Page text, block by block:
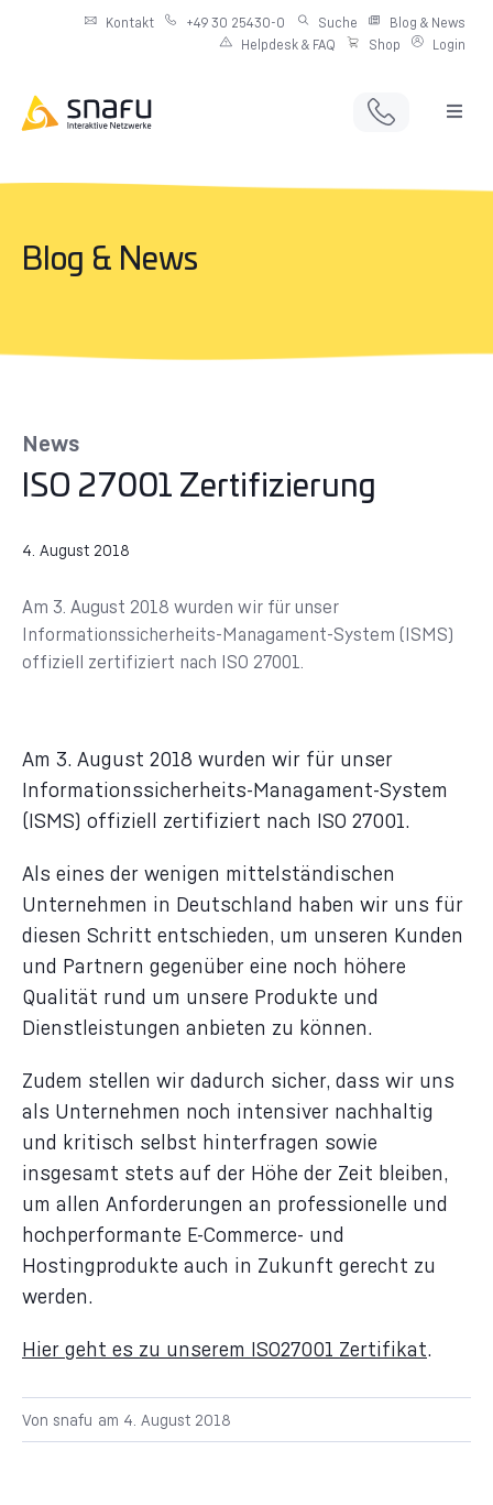
Kontakt +49 30 25430-0 Suche
Blog & News
Helpdesk & FAQ
Shop Login
Produkte & Angebote
Blog & News
News
ISO 27001 Zertifizierung
4. August 2018
Am 3. August 2018 wurden wir für unser
Informationssicherheits-Managament-System (ISMS)
offiziell zertifiziert nach ISO 27001.
Am 3. August 2018 wurden wir für unser
Informationssicherheits-Managament-System
(ISMS) offiziell zertifiziert nach ISO 27001.
Als eines der wenigen mittelständischen
Unternehmen in Deutschland haben wir uns für
diesen Schritt entschieden, um unseren Kunden
und Partnern gegenüber eine noch höhere
Qualität rund um unsere Produkte und
Dienstleistungen anbieten zu können.
Zudem stellen wir dadurch sicher, dass wir uns
als Unternehmen noch intensiver nachhaltig
und kritisch selbst hinterfragen sowie
insgesamt stets auf der Höhe der Zeit bleiben,
um allen Anforderungen an professionelle und
hochperformante E-Commerce- und
Hostingprodukte auch in Zukunft gerecht zu
werden.
Hier geht es zu unserem ISO27001 Zertifikat.
Von snafu am 4. August 2018